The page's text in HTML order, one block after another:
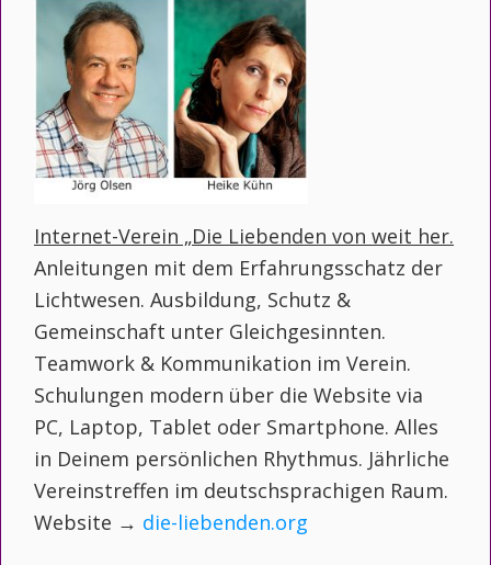
Internet-Verein „Die Liebenden von weit her.
Anleitungen mit dem Erfahrungsschatz der
Lichtwesen. Ausbildung, Schutz &
Gemeinschaft unter Gleichgesinnten.
Teamwork & Kommunikation im Verein.
Schulungen modern über die Website via
PC, Laptop, Tablet oder Smartphone. Alles
in Deinem persönlichen Rhythmus. Jährliche
Vereinstreffen im deutschsprachigen Raum.
Website → die-liebenden.org